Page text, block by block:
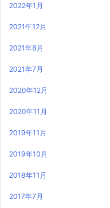
2022年1月
2021年12月
2021年8月
2021年7月
2020年12月
2020年11月
2019年11月
2019年10月
2018年11月
2017年7月